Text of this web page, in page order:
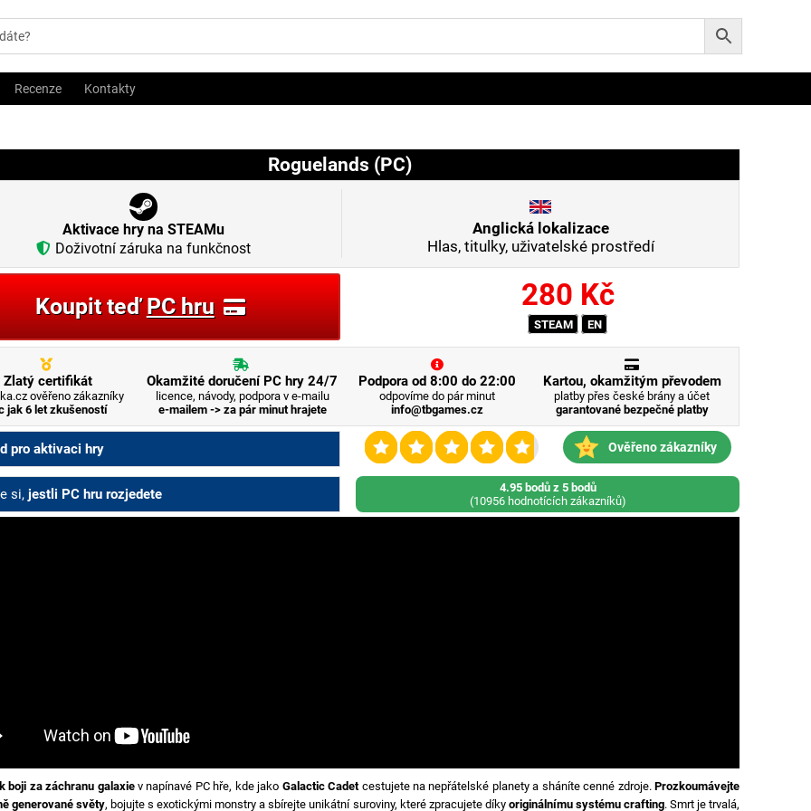
Recenze Kontakty
Roguelands (PC)
Aktivace hry na STEAMu
Doživotní záruka na funkčnost
Anglická lokalizace
Hlas, titulky, uživatelské prostředí
Koupit teďPC hru 280 Kč
STEAM EN
Zlatý certifikát
ověřeno zákazníky
jak 6 let zkušeností
Okamžité doručení PC hry 24/7
licence, návody, podpora v e-mailu
e-mailem -> za pár minut hrajete
Podpora od 8:00 do 22:00
odpovíme do pár minut
info@tbgames.cz
Kartou, okamžitým převodem
platby přes české brány a účet
garantované bezpečné platby
Ověřeno zákazníky
4.95 bodů z 5 bodů
(10956 hodnotících zákazníků)
pro aktivaci hry
si, jestli PC hru rozjedete
boji za záchranu galaxiev napínavé PC hře, kde jako Galactic Cadetcestujete na nepřátelské planety a sháníte cenné zdroje.Prozkoumávejte
generované světy, bojujte s exotickými monstry a sbírejte unikátní suroviny, které zpracujete díky originálnímu systému crafting. Smrt je trvalá,